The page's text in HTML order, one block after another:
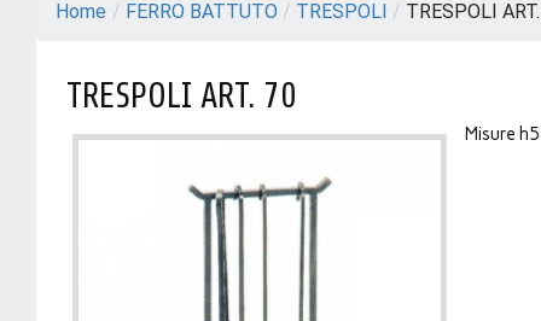
Home / FERRO BATTUTO / TRESPOLI / TRESPOLI
TRESPOLI ART. 70
Misure